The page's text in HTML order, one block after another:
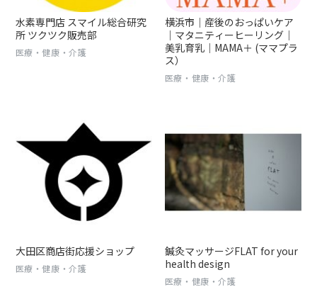
水素専門店 スマイル総合研究
所 ツクツク販売部
医療・健康・介護
横浜市｜産後のおっぱいケア
｜マタニティーヒーリング｜
美乳育乳｜MAMA＋ (ママプラ
ス）
医療・健康・介護
大田区商店街応援ショップ
医療・健康・介護
鍼灸マッサージFLAT for your
health design
医療・健康・介護